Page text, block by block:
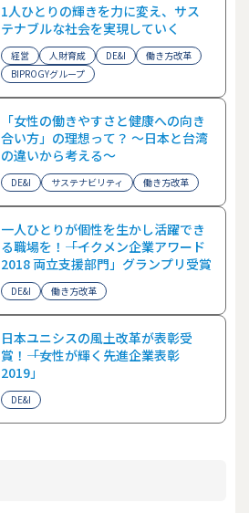
1人ひとりの輝きを力に変え、サス
テナブルな社会を実現していく
経営 人財育成 DE&I
働き方改革
BIPROGYグループ
「女性の働きやすさと健康への向き
合い方」の理想って？ ～日本と台湾
の違いから考える～
DE&I サステナビリティ 働き方改革
一人ひとりが個性を生かし活躍でき
る職場を！――「イクメン企業アワード
2018 両立支援部門」グランプリ受賞
DE&I 働き方改革
日本ユニシスの風土改革が表彰受
賞！――「女性が輝く先進企業表彰
2019」
DE&I